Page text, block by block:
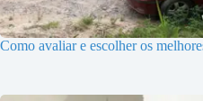
Como avaliar e escolher os